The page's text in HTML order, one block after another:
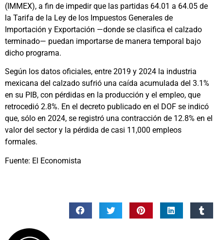
(IMMEX), a fin de impedir que las partidas 64.01 a 64.05 de
la Tarifa de la Ley de los Impuestos Generales de
Importación y Exportación —donde se clasifica el calzado
terminado— puedan importarse de manera temporal bajo
dicho programa.
Según los datos oficiales, entre 2019 y 2024 la industria
mexicana del calzado sufrió una caída acumulada del 3.1%
en su PIB, con pérdidas en la producción y el empleo, que
retrocedió 2.8%. En el decreto publicado en el DOF se indicó
que, sólo en 2024, se registró una contracción de 12.8% en el
valor del sector y la pérdida de casi 11,000 empleos
formales.
Fuente: El Economista